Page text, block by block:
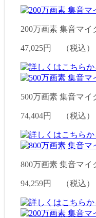
200万画素 集音マ
47,025円 （税込）
500万画素 集音マイ
74,404円 （税込）
800万画素 集音マイ
94,259円 （税込）